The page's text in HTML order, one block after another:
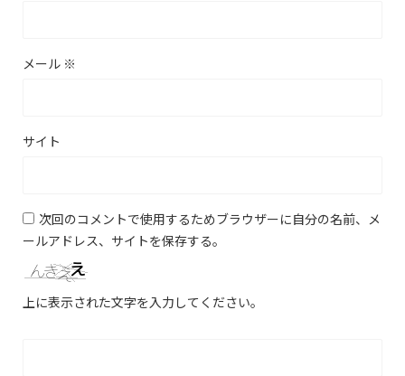
メール ※
サイト
次回のコメントで使用するためブラウザーに自分の名前、メ
ールアドレス、サイトを保存する。
上に表示された文字を入力してください。